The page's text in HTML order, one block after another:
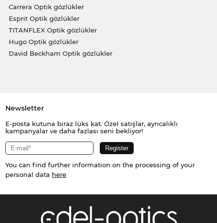
Carrera Optik gözlükler
Esprit Optik gözlükler
TITANFLEX Optik gözlükler
Hugo Optik gözlükler
David Beckham Optik gözlükler
Newsletter
E-posta kutuna biraz lüks kat. Özel satışlar, ayrıcalıklı
kampanyalar ve daha fazlası seni bekliyor!
You can find further information on the processing of your
personal data here